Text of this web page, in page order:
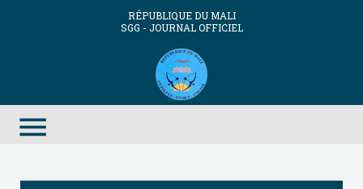
RÉPUBLIQUE DU MALI
SGG - JOURNAL OFFICIEL
menu